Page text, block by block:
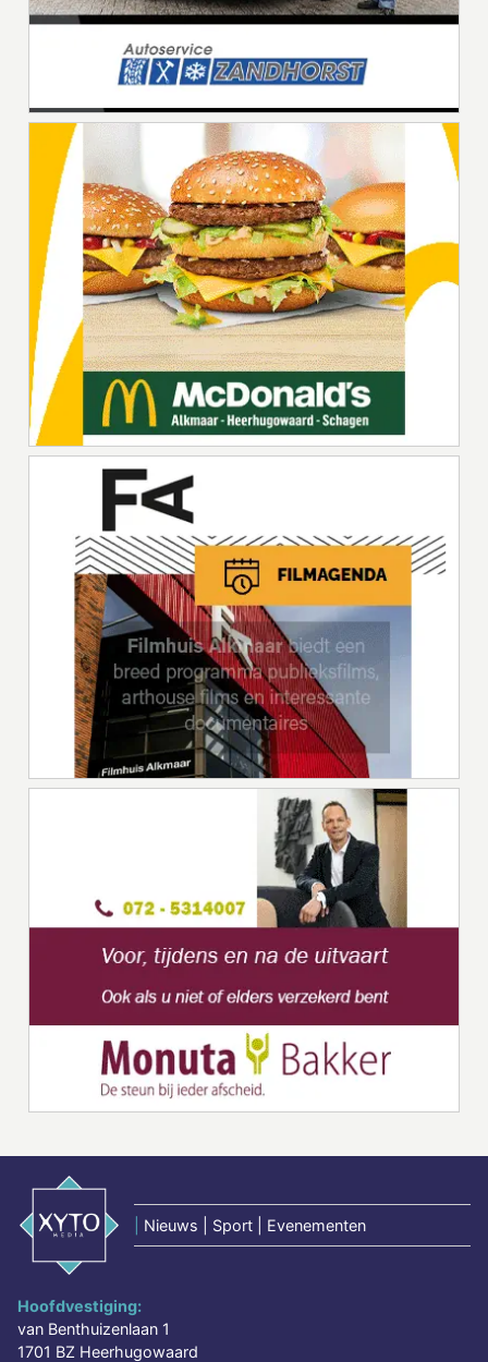
Nieuws | Sport | Evenementen
Hoofdvestiging:
van Benthuizenlaan 1
1701 BZ Heerhugowaard